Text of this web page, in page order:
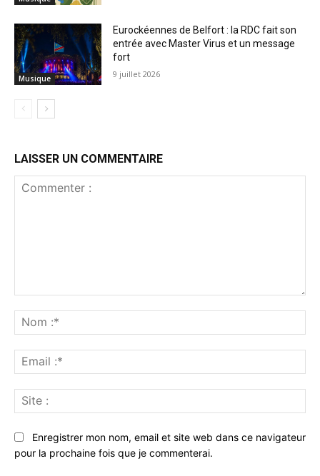
Musique
Eurockéennes de Belfort : la RDC fait son
entrée avec Master Virus et un message
fort
9 juillet 2026
LAISSER UN COMMENTAIRE
:*
:*
:
Enregistrer mon nom, email et site web dans ce navigateur
pour la prochaine fois que je commenterai.